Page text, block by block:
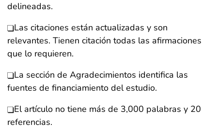
delineadas.
Las citaciones están actualizadas y son
relevantes. Tienen citación todas las afirmaciones
que lo requieren.
La sección de Agradecimientos identifica las
fuentes de financiamiento del estudio.
El artículo no tiene más de 3,000 palabras y 20
referencias.